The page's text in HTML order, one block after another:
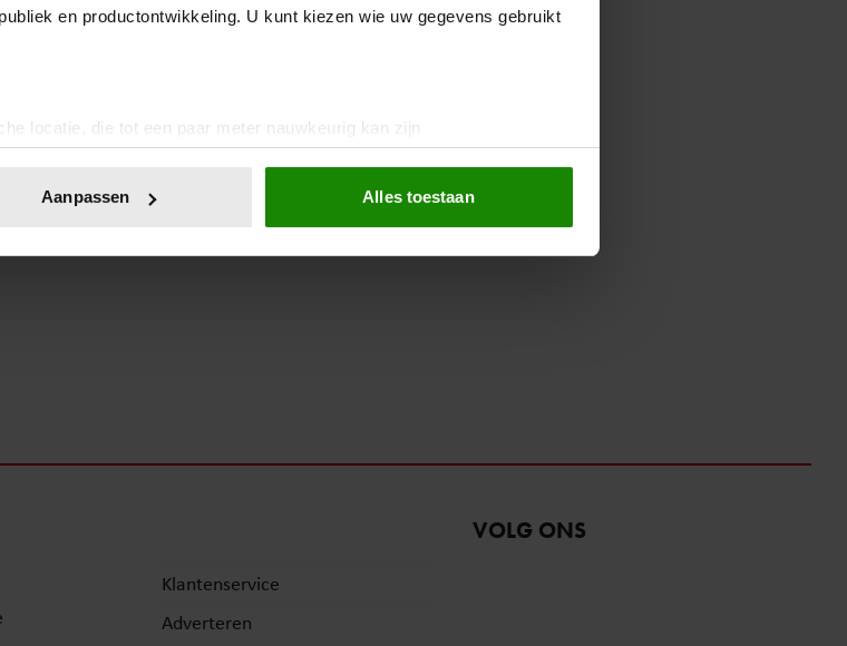
en productontwikkeling. U kunt kiezen wie uw gegevens gebruikt
locatie, die tot een paar meter nauwkeurig kan zijn
scannen op specifieke eigenschappen (fingerprinting)
in de Cookieverklaring.
personaliseren, om functies voor social media te bieden en om ons
Aanpassen Alles toestaan
Klantenservice
Adverteren
VOLG ONS